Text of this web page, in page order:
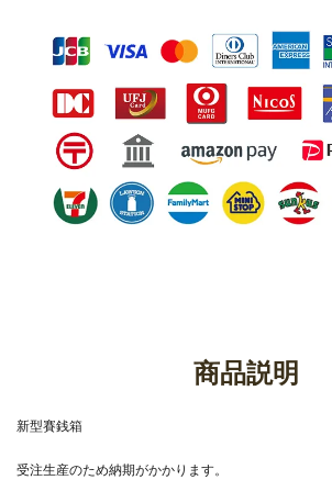
商品説明
新型賽銭箱
受注生産のため納期がかかります。